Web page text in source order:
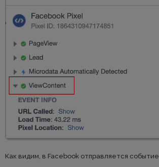
Как видим, в Facebook отправляется событие.